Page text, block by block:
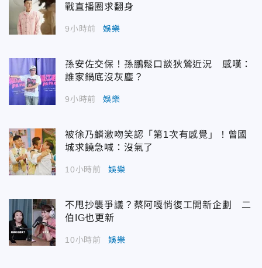
戰直播圈求翻身
9小時前 娛樂
孫安佐交保！孫鵬鬆口談狄鶯近況 感嘆：
誰家鍋底沒灰塵？
9小時前 娛樂
被徐乃麟激吻笑認「第1次有感覺」！曾國
城求饒急喊：沒氣了
10小時前 娛樂
不甩抄襲爭議？蔡阿嘎悄復工開新企劃 二
伯IG也更新
10小時前 娛樂